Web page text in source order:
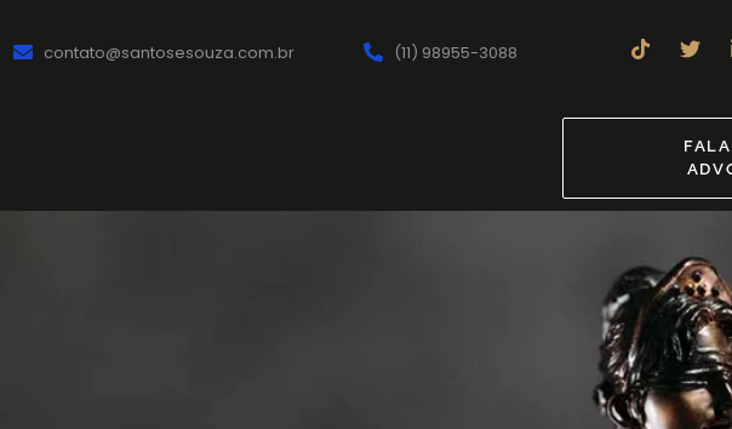
contato@santosesouza.com.br (11) 98955-3088